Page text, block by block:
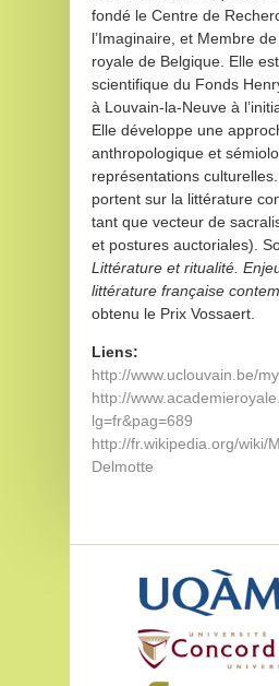
fondé le Centre de
l’Imaginaire, et Membre de
royale de Belgique. Elle
scientifique du Fonds
à Louvain-la-Neuve à
Elle développe une
anthropologique et
représentations
portent sur la littérature
tant que vecteur de
et postures auctoriales).
Littérature et ritualité.
littérature française
obtenu le Prix Vossaert.
Liens:
http://www.uclouvain.be/
http://
lg=fr&pag=689
http://fr.wikipedia.org/wiki/
Delmotte